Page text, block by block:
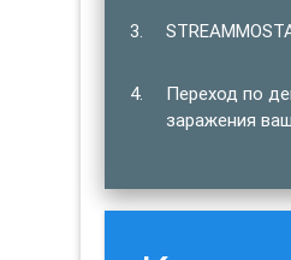
Переход по
заражения